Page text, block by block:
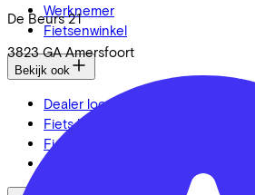
De Beurs 21
3823 GA Amersfoort
Werknemer
Fietsenwinkel
Bekijk ook
Dealer locator
Fiets leasen? Bereken je kosten
Fietsplan 2026
Inloggen